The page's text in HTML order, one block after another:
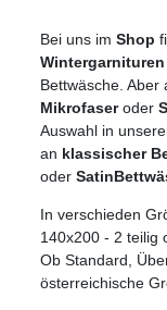
Bei uns imShop
Bettwäsche. Aber
Mikrofaseroder
Auswahl in
an klassischer
oder
In verschieden
140x200 - 2 teilig
Ob Standard,
österreichische